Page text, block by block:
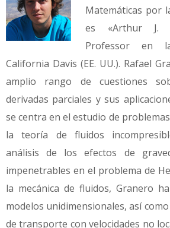
Matemáticas por
es «Arthur J.
Professor en
California Davis (EE. UU.). Rafael
amplio rango de cuestiones
derivadas parciales y sus
se centra en el estudio de
la teoría de fluidos
análisis de los efectos de
impenetrables en el problema de
la mecánica de fluidos, Granero
modelos unidimensionales, así
de transporte con velocidades no